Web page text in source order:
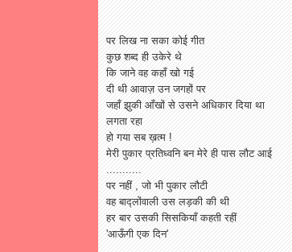
पर लिख ना सका कोई गीत
कुछ शब्द ही उकेरे थे
कि जाने वह कहाँ खो गई
दी थी आवाज़ उन जगहों पर
जहाँ झुकी आँखों से उसने अधिकार दिया था
लगता रहा
हो गया सब ख़त्म !
मेरी पुकार प्रतिध्वनि बन मेरे ही पास लौट आई
...........
पर नहीं , जो भी पुकार लौटी
वह बाद्लोंवाली उस लड़की की थी
हर बार उसकी सिसकियाँ कहती रहीं
'आऊँगी एक दिन'